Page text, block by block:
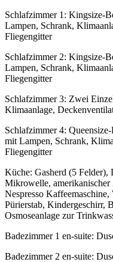
Schlafzimmer 1: Kingsize-
Lampen, Schrank,
Fliegengitter
Schlafzimmer 2: Kingsize-
Lampen, Schrank,
Fliegengitter
Schlafzimmer 3: Zwei
Klimaanlage,
Schlafzimmer 4:
mit Lampen, Schrank,
Fliegengitter
Küche: Gasherd (5 Felder),
Mikrowelle,
Nespresso Kaffeemaschine,
Pürierstab, Kindergeschirr,
Osmoseanlage zur
Badezimmer 1 en-suite:
Badezimmer 2 en-suite: